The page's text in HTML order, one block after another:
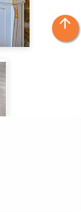
arrow_upward